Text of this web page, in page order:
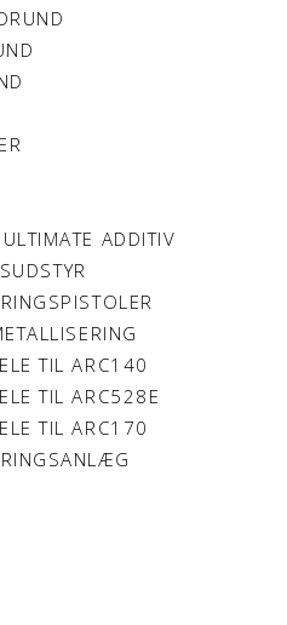
ADDITIV
TIL ARC140
TIL ARC528E
TIL ARC170